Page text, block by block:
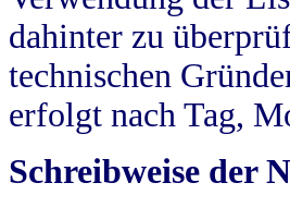
dahinter zu
technischen
erfolgt nach Tag,
Schreibweise der